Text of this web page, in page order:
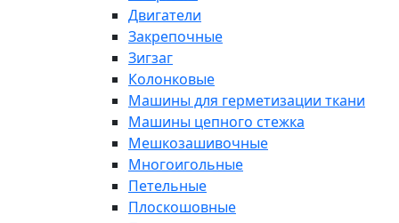
Двигатели
Закрепочные
Зигзаг
Колонковые
Машины для герметизации ткани
Машины цепного стежка
Мешкозашивочные
Многоигольные
Петельные
Плоскошовные